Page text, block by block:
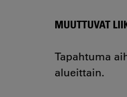
MUUTTUVAT
Tapahtuma
alueittain.